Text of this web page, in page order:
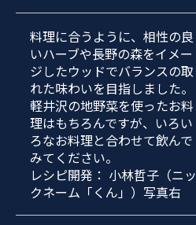
料理に合うように、相性の良
いハーブや長野の森をイメー
ジしたウッドでバランスの取
れた味わいを目指しました。
軽井沢の地野菜を使ったお料
理はもちろんですが、いろい
ろなお料理と合わせて飲んで
みてください。
レシピ開発： 小林哲子（ニッ
クネーム「くん」）写真右